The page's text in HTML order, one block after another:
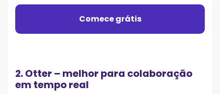
Comece grátis
2. Otter – melhor para colaboração
em tempo real